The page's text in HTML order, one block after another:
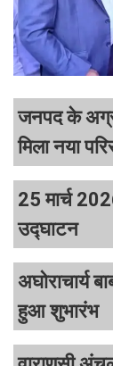
जनपद के
मिला नया
25 मार्च
उद्घाटन
अघोराचार्य
हुआ शुभारंभ